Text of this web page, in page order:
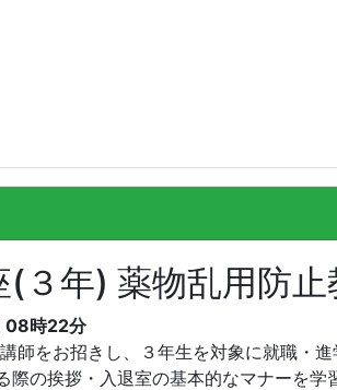
(３年) 薬物乱用防止
08時22分
師をお招きし、３年生を対象に就職・
際の挨拶・入退室の基本的なマナーを